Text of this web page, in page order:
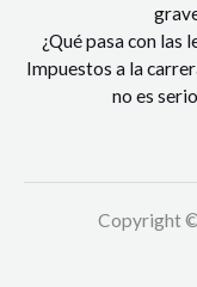
¿Qué pasa con las
Impuestos a la
no es
Copyright